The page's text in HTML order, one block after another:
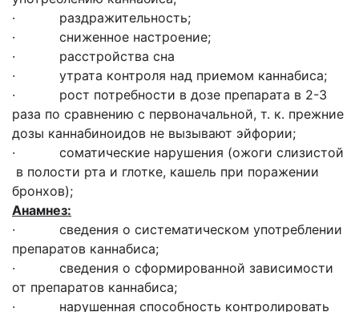
· раздражительность;
· сниженное настроение;
· расстройства сна
· утрата контроля над приемом каннабиса;
· рост потребности в дозе препарата в 2-3
раза по сравнению с первоначаль­ной, т. к. прежние
дозы каннабиноидов не вызывают эйфории;
· соматические нарушения (ожоги слизистой
в полости рта и глотке, кашель при поражении
бронхов);
Анамнез:
· сведения о систематическом употреблении
препаратов каннабиса;
· сведения о сформированной зависимости
от препаратов каннабиса;
· нарушенная способность контролировать